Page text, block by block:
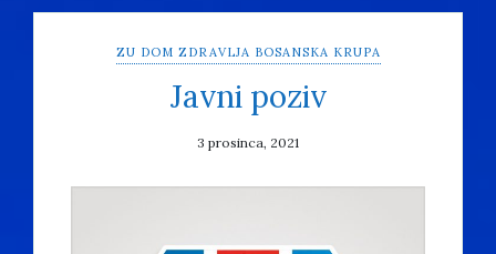
ZU DOM ZDRAVLJA BOSANSKA KRUPA
Javni poziv
3 prosinca, 2021